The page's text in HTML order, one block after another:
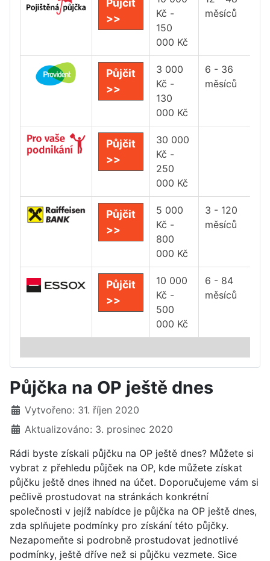
Půjčit
>>
Kč -
150
000 Kč
měsíců
Půjčit
>>
3 000
Kč -
130
000 Kč
6 - 36
měsíců
Půjčit
>>
30 000
Kč -
250
000 Kč
Půjčit
>>
5 000
Kč -
800
000 Kč
3 - 120
měsíců
Půjčit
>>
10 000
Kč -
500
000 Kč
6 - 84
měsíců
Půjčka na OP ještě dnes
Základní údaje
Vytvořeno: 31. říjen 2020
Aktualizováno: 3. prosinec 2020
Rádi byste získali půjčku na OP ještě dnes? Můžete si
vybrat z přehledu půjček na OP, kde můžete získat
půjčku ještě dnes ihned na účet. Doporučujeme vám si
pečlivě prostudovat na stránkách konkrétní
společnosti v jejíž nabídce je půjčka na OP ještě dnes,
zda splňujete podmínky pro získání této půjčky.
Nezapomeňte si podrobně prostudovat jednotlivé
podmínky, ještě dříve než si půjčku vezmete. Sice